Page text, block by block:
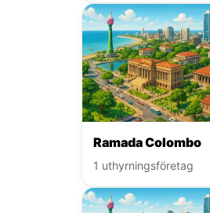
Ramada Colombo
1 uthyrningsföretag